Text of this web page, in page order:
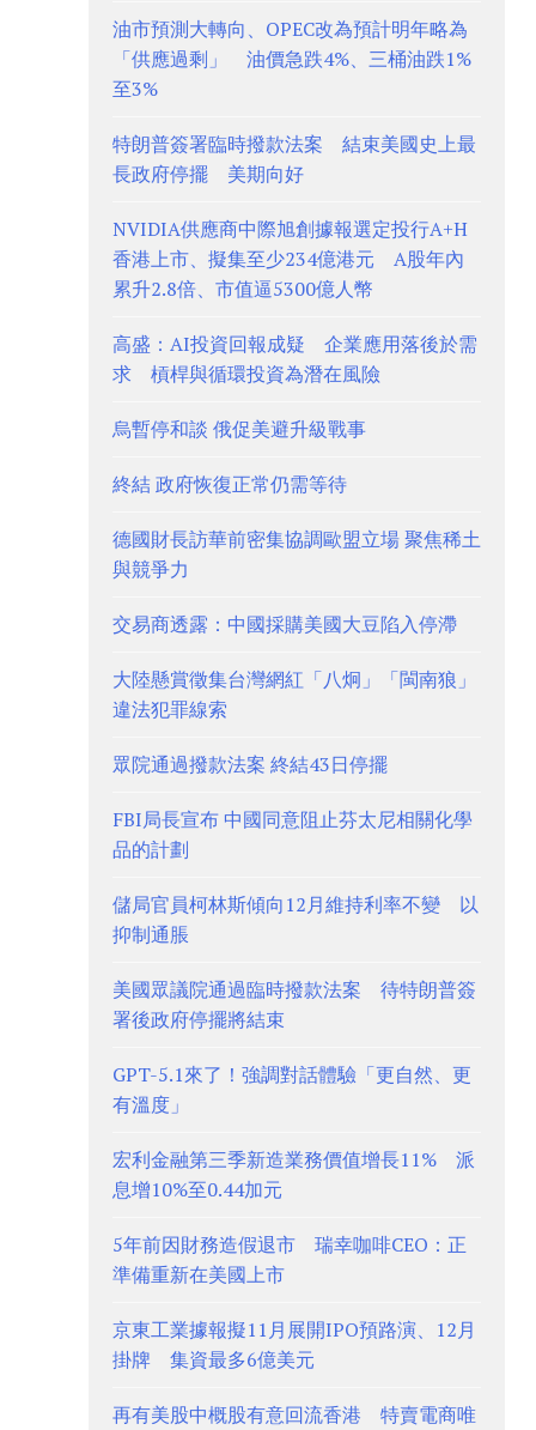
油市預測大轉向、OPEC改為預計明年略為
「供應過剩」 油價急跌4%、三桶油跌1%
至3%
特朗普簽署臨時撥款法案 結束美國史上最
長政府停擺 美期向好
NVIDIA供應商中際旭創據報選定投行A+H
香港上市、擬集至少234億港元 A股年內
累升2.8倍、市值逼5300億人幣
高盛：AI投資回報成疑 企業應用落後於需
求 槓桿與循環投資為潛在風險
烏暫停和談 俄促美避升級戰事
終結 政府恢復正常仍需等待
德國財長訪華前密集協調歐盟立場 聚焦稀土
與競爭力
交易商透露：中國採購美國大豆陷入停滯
大陸懸賞徵集台灣網紅「八炯」「閩南狼」
違法犯罪線索
眾院通過撥款法案 終結43日停擺
FBI局長宣布 中國同意阻止芬太尼相關化學
品的計劃
儲局官員柯林斯傾向12月維持利率不變 以
抑制通脹
美國眾議院通過臨時撥款法案 待特朗普簽
署後政府停擺將結束
GPT-5.1來了！強調對話體驗「更自然、更
有溫度」
宏利金融第三季新造業務價值增長11% 派
息增10%至0.44加元
5年前因財務造假退市 瑞幸咖啡CEO：正
準備重新在美國上市
京東工業據報擬11月展開IPO預路演、12月
掛牌 集資最多6億美元
再有美股中概股有意回流香港 特賣電商唯